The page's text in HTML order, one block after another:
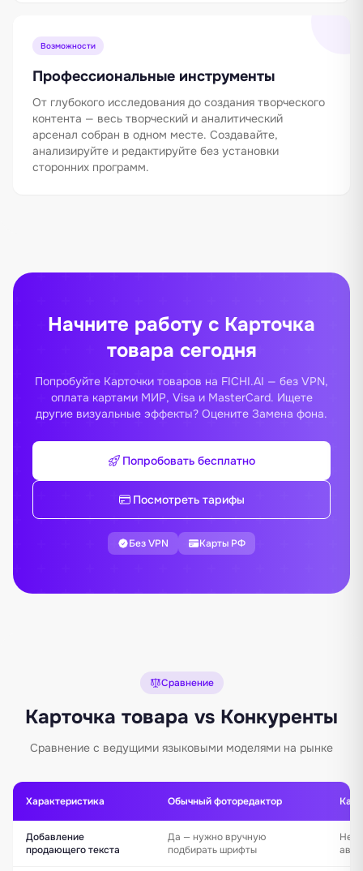
Возможности
Профессиональные инструменты
От глубокого исследования до создания творческого
контента — весь творческий и аналитический
арсенал собран в одном месте. Создавайте,
анализируйте и редактируйте без установки
сторонних программ.
Начните работу с Карточка
товара сегодня
Попробуйте Карточки товаров на FICHI.AI — без VPN,
оплата картами МИР, Visa и MasterCard. Ищете
другие визуальные эффекты? Оцените Замена фона.
Попробовать бесплатно
Посмотреть тарифы
Без VPN Карты РФ
Сравнение
Карточка товара vs Конкуренты
Сравнение с ведущими языковыми моделями на рынке
Характеристика Обычный фоторедактор
Добавление
продающего текста
Да — нужно вручную
подбирать шрифты
Нет